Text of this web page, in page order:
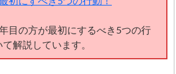
目の方が最初にするべき5つの行
解説しています。